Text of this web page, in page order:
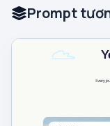
Prompt